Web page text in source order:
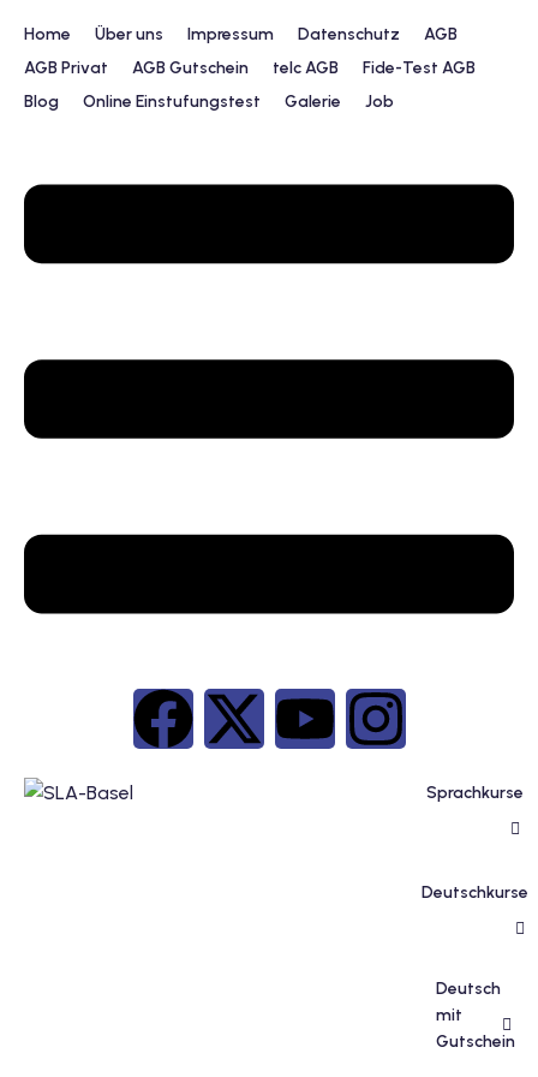
Home Über uns Impressum Datenschutz
AGB
AGB Privat
AGB Gutschein telc AGB
Fide-Test AGB
Blog
Online Einstufungstest Galerie Job
Sprachkurse
Deutschkurse
Deutsch
mit
Gutschein
Englisch
Französisch